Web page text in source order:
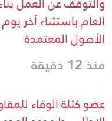
العام باستثناء آخر
الأصول المعتمدة
منذ 12 دقيقة
عضو كتلة الوفاء